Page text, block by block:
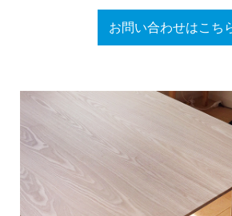
お問い合わせはこち